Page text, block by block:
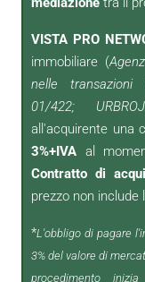
VISTA PRO
immobiliare (
nelle transazioni
01/422;
all'acquirente una
3%+IVAal
Contratto di
prezzo non
*L'obbligo di pagare
3% del valore di
procedimento